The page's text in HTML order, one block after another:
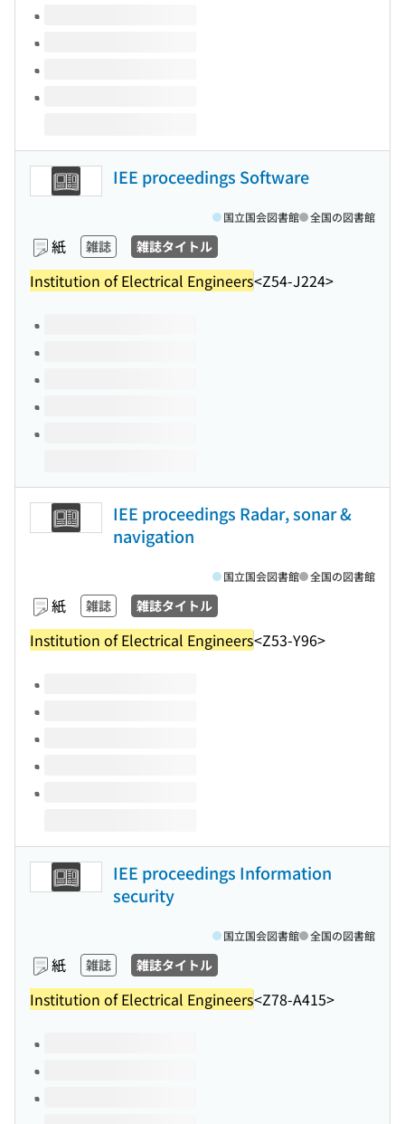
IEE proceedings Software
紙 雑誌 雑誌タイトル
Institution of Electrical Engineers<Z54-J224>
国立国会図書館 全国の図書館
このタイトルの巻号
IEE proceedings Radar, sonar &
navigation
紙 雑誌 雑誌タイトル
Institution of Electrical Engineers<Z53-Y96>
国立国会図書館 全国の図書館
このタイトルの巻号
IEE proceedings Information
security
紙 雑誌 雑誌タイトル
Institution of Electrical Engineers<Z78-A415>
国立国会図書館 全国の図書館
このタイトルの巻号